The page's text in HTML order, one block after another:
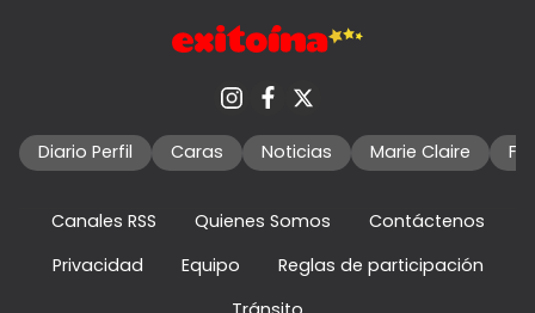
Diario Perfil Caras Noticias Marie Claire
Canales RSS Quienes Somos
Contáctenos
Privacidad
Equipo
Reglas de participación